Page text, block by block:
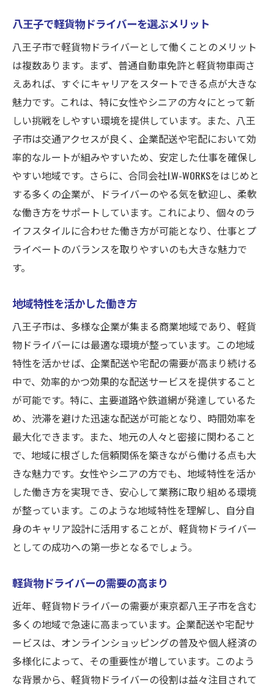
免許があればすぐに始められる理由
初心者でも安心のサポート体制
免許を活かした新しいキャリアパス
軽貨物車両の運転のしやすさ
経験を積むことで広がる可能性
普通自動車免許を持つことの利点
女性歓迎！軽貨物ドライバーで活躍するための
ポイント
女性が働きやすい職場環境
時間の柔軟性を活かした働き方
女性特有の強みを活かす方法
女性が活躍するためのサポート
シニア歓迎！八王子での軽貨物配送の可能性
シニア世代が求められる理由
柔軟な働き方で健康維持
経験が活かせる職場環境
シニア向けのサポート制度
高齢者が安心して働ける環境
趣味と仕事の両立が可能
企業配送と宅配で安定収入！軽貨物ドライバー
の働き方
企業配送の重要性と安定性
宅配業務での収入のバランス
多様な配送ルートの選択肢
安定した収入を得る方法
企業配送と宅配の違い
軽貨物車両があればすぐに始められるドライバ
ーの仕事
必要なものは軽貨物車両だけ
車両購入と運用のポイント
八王子で軽貨物ドライバーを選ぶメリット
八王子市で軽貨物ドライバーとして働くことのメリット
は複数あります。まず、普通自動車免許と軽貨物車両さ
えあれば、すぐにキャリアをスタートできる点が大きな
魅力です。これは、特に女性やシニアの方々にとって新
しい挑戦をしやすい環境を提供しています。また、八王
子市は交通アクセスが良く、企業配送や宅配において効
率的なルートが組みやすいため、安定した仕事を確保し
やすい地域です。さらに、合同会社I.W-WORKSをはじめと
する多くの企業が、ドライバーのやる気を歓迎し、柔軟
な働き方をサポートしています。これにより、個々のラ
イフスタイルに合わせた働き方が可能となり、仕事とプ
ライベートのバランスを取りやすいのも大きな魅力で
す。
地域特性を活かした働き方
八王子市は、多様な企業が集まる商業地域であり、軽貨
物ドライバーには最適な環境が整っています。この地域
特性を活かせば、企業配送や宅配の需要が高まり続ける
中で、効率的かつ効果的な配送サービスを提供すること
が可能です。特に、主要道路や鉄道網が発達しているた
め、渋滞を避けた迅速な配送が可能となり、時間効率を
最大化できます。また、地元の人々と密接に関わること
で、地域に根ざした信頼関係を築きながら働ける点も大
きな魅力です。女性やシニアの方でも、地域特性を活か
した働き方を実現でき、安心して業務に取り組める環境
が整っています。このような地域特性を理解し、自分自
身のキャリア設計に活用することが、軽貨物ドライバー
としての成功への第一歩となるでしょう。
軽貨物ドライバーの需要の高まり
近年、軽貨物ドライバーの需要が東京都八王子市を含む
多くの地域で急速に高まっています。企業配送や宅配サ
ービスは、オンラインショッピングの普及や個人経済の
多様化によって、その重要性が増しています。このよう
な背景から、軽貨物ドライバーの役割は益々注目されて